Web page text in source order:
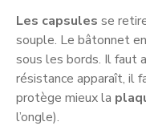
Les capsules se
souple. Le bâtonnet
sous les bords. Il faut
résistance apparaît, il
protège mieux la
l’ongle).